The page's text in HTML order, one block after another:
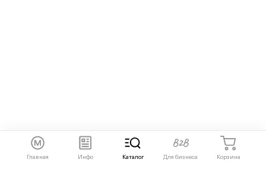
Главная Инфо Каталог Для бизнеса Корзина